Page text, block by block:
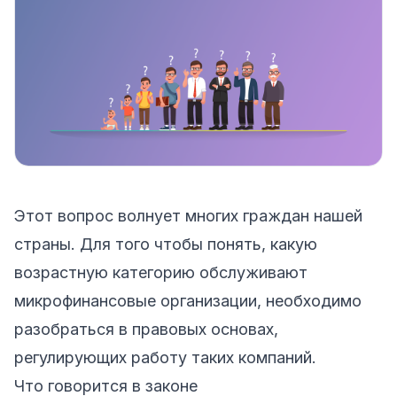
Этот вопрос волнует многих граждан нашей
страны. Для того чтобы понять, какую
возрастную категорию обслуживают
микрофинансовые организации, необходимо
разобраться в правовых основах,
регулирующих работу таких компаний.
Что говорится в законе